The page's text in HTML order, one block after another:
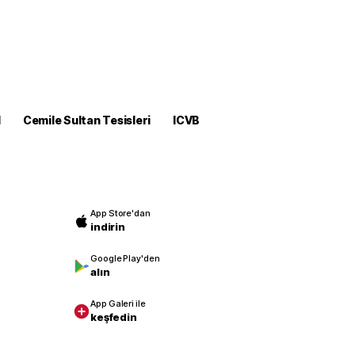
Cemile Sultan Tesisleri
ICVB
App Store'dan
indirin
Google Play'den
alın
App Galeri ile
keşfedin